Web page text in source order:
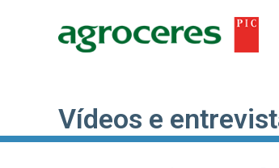
Vídeos e